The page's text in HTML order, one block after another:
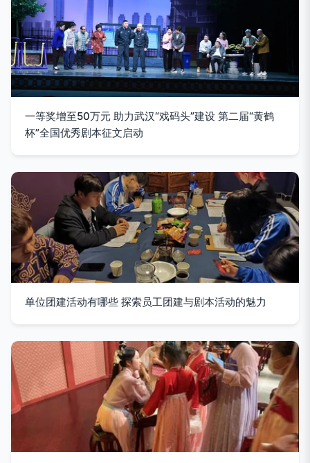
一等奖增至50万元 助力武汉“戏码头”建设 第二届“黄鹤
杯”全国优秀剧本征文启动
单位团建活动有哪些 探索员工团建与剧本活动的魅力